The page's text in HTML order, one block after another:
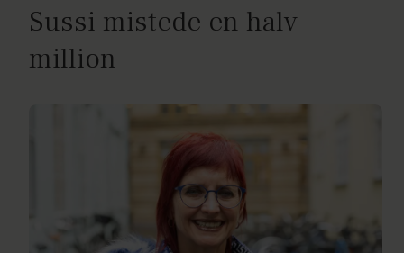
Sussi mistede en halv
million